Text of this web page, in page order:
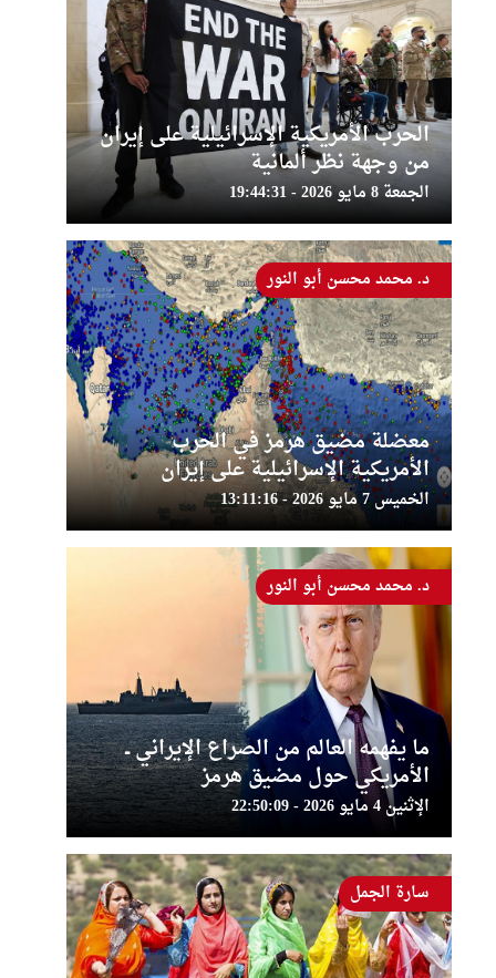
الحرب الأمريكية الإسرائيلية على إيران
من وجهة نظر ألمانية
الجمعة 8 مايو 2026 - 19:44:31
معضلة مضيق هرمز في الحرب
الأمريكية الإسرائيلية على إيران
الخميس 7 مايو 2026 - 13:11:16
د. محمد محسن أبو النور
ما يفهمه العالم من الصراع الإيراني ــ
الأمريكي حول مضيق هرمز
الإثنين 4 مايو 2026 - 22:50:09
د. محمد محسن أبو النور
سارة الجمل